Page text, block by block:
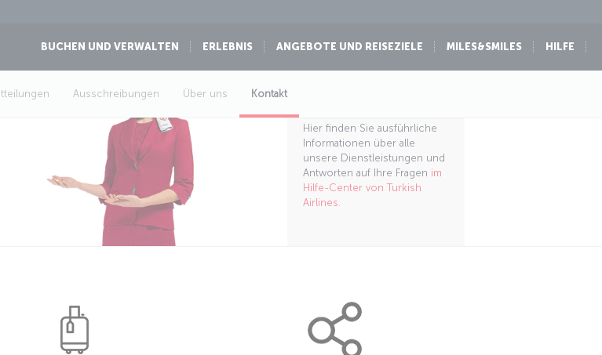
BUCHEN UND VERWALTEN ERLEBNIS ANGEBOTE UND REISEZIELE MILES&SMILES HILFE
Ausschreibungen Über uns Kontakt
Hier finden Sie ausführliche
Informationen über alle
unsere Dienstleistungen und
Antworten auf Ihre Fragen im
Hilfe-Center von Turkish
Airlines.